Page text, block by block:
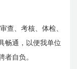
查、考核、体检、
畅通，以便我单位
者自负。